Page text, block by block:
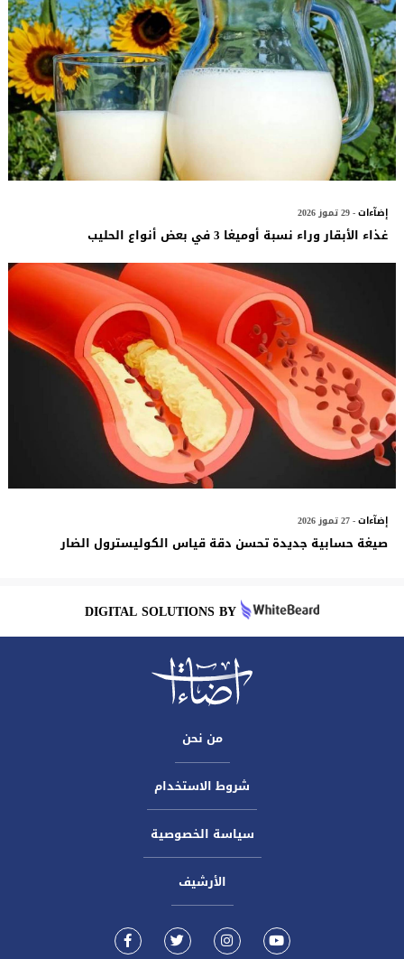
إضآءات- 29 تموز 2026
غذاء الأبقار وراء نسبة أوميغا 3 في بعض أنواع الحليب
إضآءات- 27 تموز 2026
صيغة حسابية جديدة تحسن دقة قياس الكوليسترول الضار
DIGITAL SOLUTIONS BY
من نحن
شروط الاستخدام
سياسة الخصوصية
الأرشيف